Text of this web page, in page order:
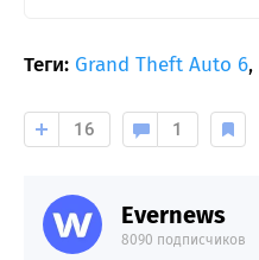
Теги: Grand Theft Auto 6,
16 1
Evernews
8090 подписчиков